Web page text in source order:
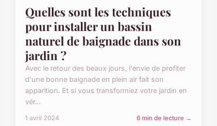
Quelles sont les techniques
pour installer un bassin
naturel de baignade dans son
jardin ?
Avec le retour des beaux jours, l'envie de profiter
d'une bonne baignade en plein air fait son
apparition. Et si vous transformiez votre jardin en
vér...
1 avril 2024 6 min de lecture →